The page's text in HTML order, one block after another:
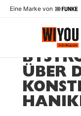
Eine Marke von
ÜBER